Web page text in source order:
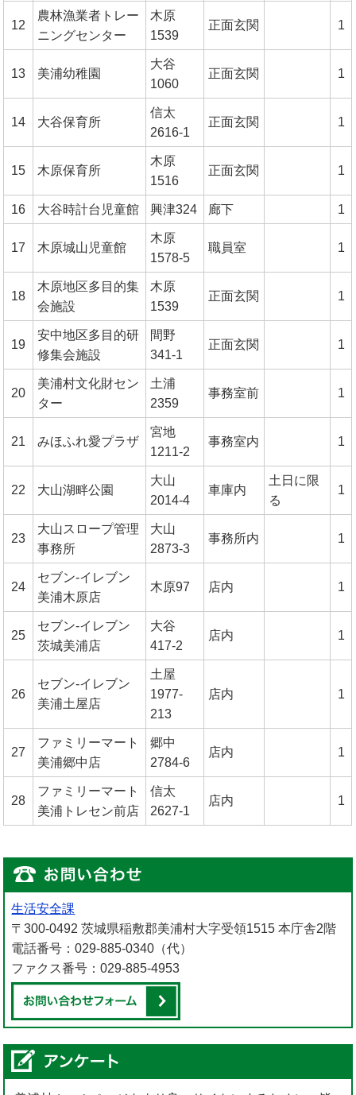
12
農林漁業者トレー
ニングセンター
木原
1539
正面玄関 1
13 美浦幼稚園
大谷
1060
正面玄関 1
14 大谷保育所
信太
2616-1
正面玄関 1
15 木原保育所
木原
1516
正面玄関 1
16 大谷時計台児童館 興津324 廊下 1
17 木原城山児童館
木原
1578-5
職員室 1
18
木原地区多目的集
会施設
木原
1539
正面玄関 1
19
安中地区多目的研
修集会施設
間野
341-1
正面玄関 1
20
美浦村文化財セン
ター
土浦
2359
事務室前 1
21 みほふれ愛プラザ
宮地
1211-2
事務室内 1
22 大山湖畔公園
大山
2014-4
車庫内
土日に限
る
1
23
大山スロープ管理
事務所
大山
2873-3
事務所内 1
24
セブン-イレブン
美浦木原店
木原97 店内 1
25
セブン-イレブン
茨城美浦店
大谷
417-2
店内 1
26
セブン-イレブン
美浦土屋店
土屋
1977-
213
店内 1
27
ファミリーマート
美浦郷中店
郷中
2784-6
店内 1
28
ファミリーマート
美浦トレセン前店
信太
2627-1
店内 1
生活安全課
〒300-0492 茨城県稲敷郡美浦村大字受領1515 本庁舎2階
電話番号：029-885-0340（代）
ファクス番号：029-885-4953